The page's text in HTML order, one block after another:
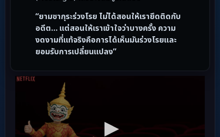
“ยามซากุระร่วงโรย ไม่ได้สอนให้เรายึดติดกับ
อดีต… แต่สอนให้เราเข้าใจว่าบางครั้ง ความ
งดงามที่แท้จริงคือการได้เห็นมันร่วงโรยและ
ยอมรับการเปลี่ยนแปลง”